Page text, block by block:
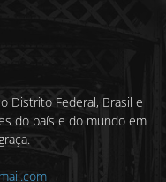
Distrito Federal, Brasil e
do país e do mundo em